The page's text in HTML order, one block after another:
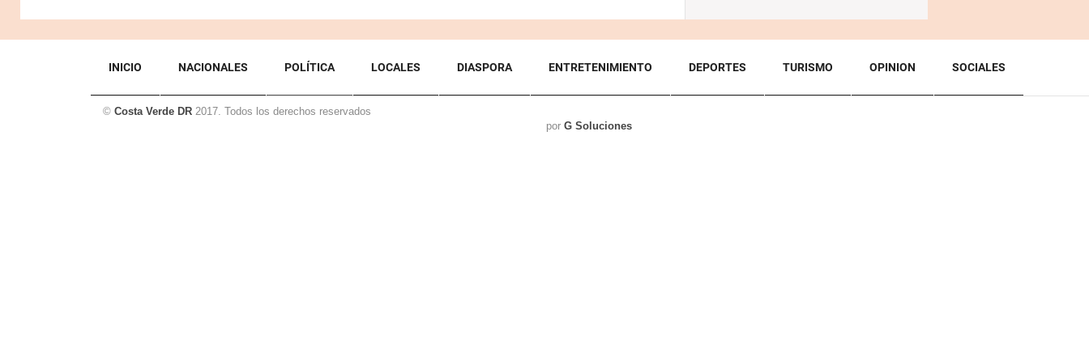
INICIO NACIONALES POLÍTICA LOCALES DIASPORA ENTRETENIMIENTO DEPORTES TURISMO OPINION SOCIALES
© Costa Verde DR 2017. Todos los derechos reservados
por G Soluciones